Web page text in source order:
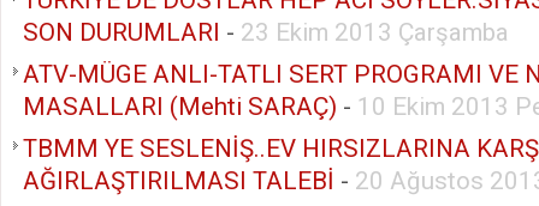
SON DURUMLARI - 23 Ekim 2013 Çarşamba
ATV-MÜGE ANLI-TATLI SERT PROGRAMI VE
MASALLARI (Mehti SARAÇ) - 10 Ekim 2013
TBMM YE SESLENİŞ..EV HIRSIZLARINA
AĞIRLAŞTIRILMASI TALEBİ - 20 Ağustos